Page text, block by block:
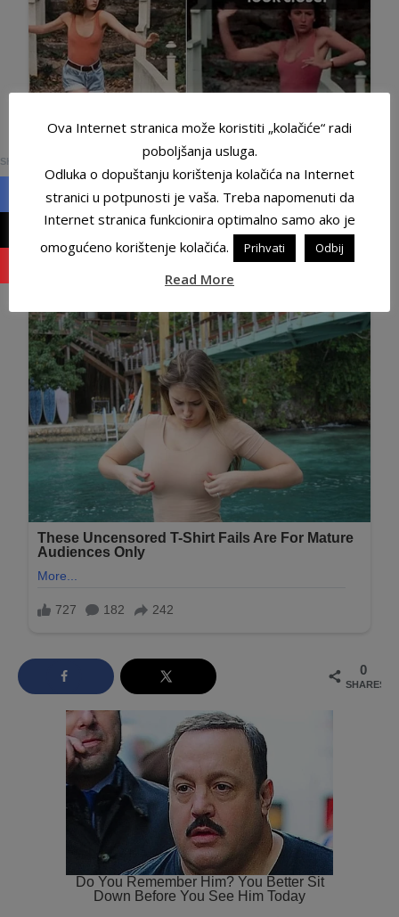
0
SHARES
Ova Internet stranica može koristiti „kolačiće“ radi
poboljšanja usluga.
Odluka o dopuštanju korištenja kolačića na Internet
stranici u potpunosti je vaša. Treba napomenuti da
Internet stranica funkcionira optimalno samo ako je
omogućeno korištenje kolačića.
Prihvati Odbij
Read More
SHARES